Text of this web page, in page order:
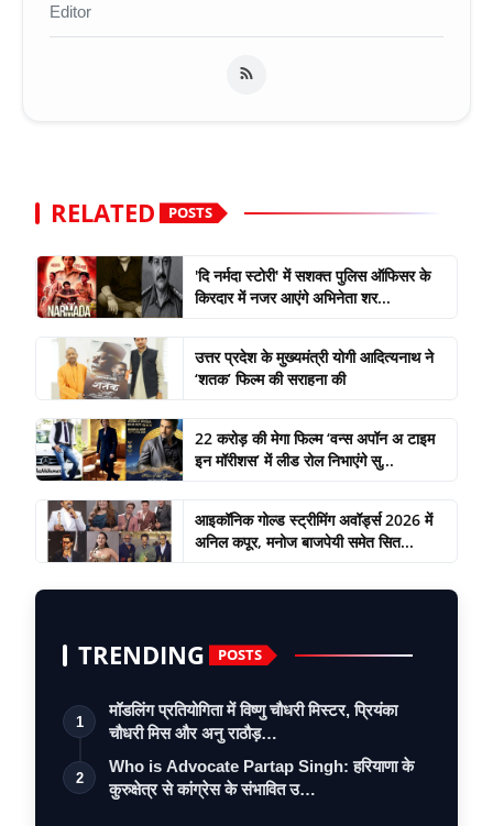
Editor
RELATED POSTS
'दि नर्मदा स्टोरी' में सशक्त पुलिस ऑफिसर के
किरदार में नजर आएंगे अभिनेता शर...
उत्तर प्रदेश के मुख्यमंत्री योगी आदित्यनाथ ने
‘शतक’ फिल्म की सराहना की
22 करोड़ की मेगा फिल्म ‘वन्स अपॉन अ टाइम
इन मॉरीशस’ में लीड रोल निभाएंगे सु...
आइकॉनिक गोल्ड स्ट्रीमिंग अवॉर्ड्स 2026 में
अनिल कपूर, मनोज बाजपेयी समेत सित...
TRENDING POSTS
1
मॉडलिंग प्रतियोगिता में विष्णु चौधरी मिस्टर, प्रियंका
चौधरी मिस और अनु राठौड़…
2
Who is Advocate Partap Singh: हरियाणा के
कुरुक्षेत्र से कांग्रेस के संभावित उ…